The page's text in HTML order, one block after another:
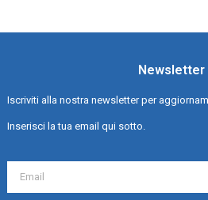
Newsletter
Iscriviti alla nostra newsletter per
Inserisci la tua email qui sotto.